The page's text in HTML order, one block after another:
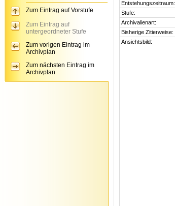
Entstehungszeitraum:
Stufe:
Archivalienart:
Bisherige Zitierweise:
Ansichtsbild:
Zum Eintrag auf Vorstufe
Zum Eintrag auf
untergeordneter Stufe
Zum vorigen Eintrag im
Archivplan
Zum nächsten Eintrag im
Archivplan